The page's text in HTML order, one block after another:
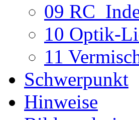
09
10 Optik-
11
Schwerpunkt
Hinweise